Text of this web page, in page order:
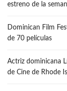
estreno de la
Dominican Film
de 70 películas
Actriz dominicana
de Cine de Rhode